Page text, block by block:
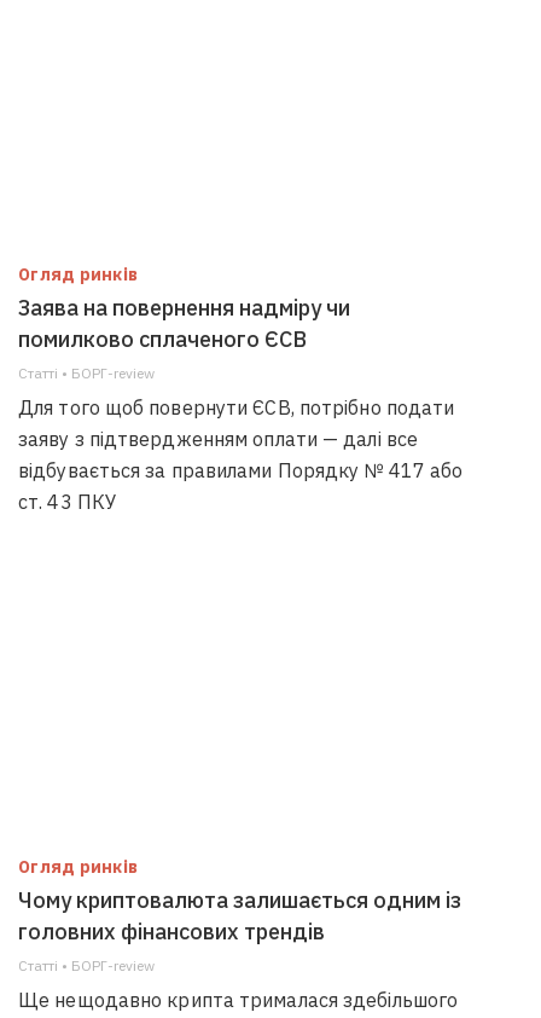
Огляд ринків
Заява на повернення надміру чи
помилково сплаченого ЄСВ
Статті • БОРГ-review
Для того щоб повернути ЄСВ, потрібно подати
заяву з підтвердженням оплати — далі все
відбувається за правилами Порядку № 417 або
ст. 43 ПКУ
Огляд ринків
Чому криптовалюта залишається одним із
головних фінансових трендів
Статті • БОРГ-review
Ще нещодавно крипта трималася здебільшого